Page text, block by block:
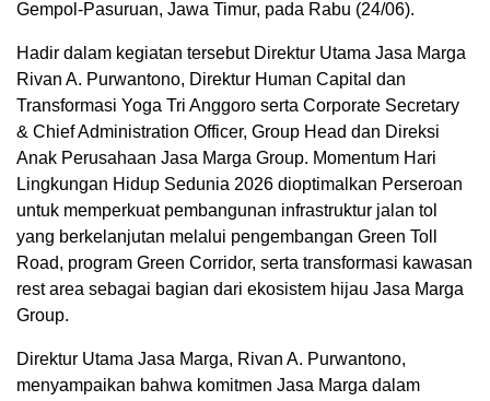
Gempol-Pasuruan, Jawa Timur, pada Rabu (24/06).
Hadir dalam kegiatan tersebut Direktur Utama Jasa Marga
Rivan A. Purwantono, Direktur Human Capital dan
Transformasi Yoga Tri Anggoro serta Corporate Secretary
& Chief Administration Officer, Group Head dan Direksi
Anak Perusahaan Jasa Marga Group. Momentum Hari
Lingkungan Hidup Sedunia 2026 dioptimalkan Perseroan
untuk memperkuat pembangunan infrastruktur jalan tol
yang berkelanjutan melalui pengembangan Green Toll
Road, program Green Corridor, serta transformasi kawasan
rest area sebagai bagian dari ekosistem hijau Jasa Marga
Group.
Direktur Utama Jasa Marga, Rivan A. Purwantono,
menyampaikan bahwa komitmen Jasa Marga dalam